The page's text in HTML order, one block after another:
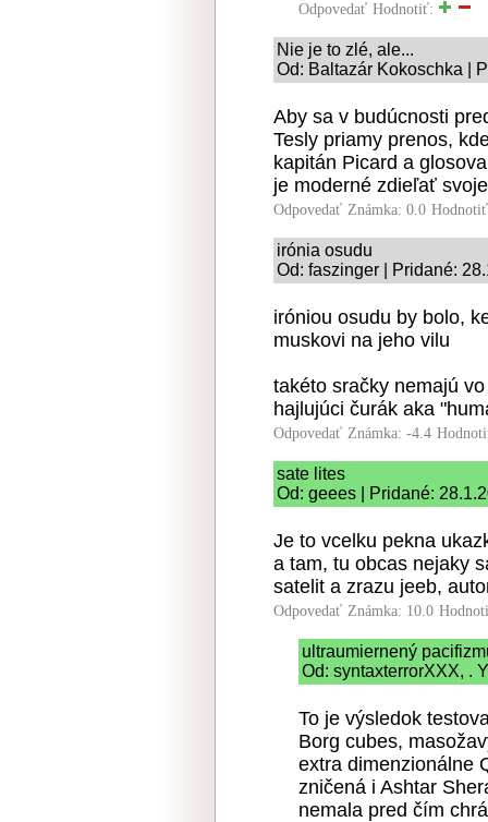
Odpovedať Hodnotiť:
Nie je to zlé, ale...
Od: Baltazár Kokoschka |
Aby sa v budúcnosti
Tesly priamy prenos,
kapitán Picard a
je moderné zdieľať
Odpovedať Známka: 0.0
irónia osudu
Od: faszinger | Pridané:
iróniou osudu by bolo,
muskovi na jeho vilu
takéto sračky nemajú
hajlujúci čurák aka
Odpovedať Známka: -4.4
sate lites
Od: geees | Pridané:
Je to vcelku pekna
a tam, tu obcas nejaky
satelit a zrazu jeeb,
Odpovedať Známka: 10.0
ultraumiernený
Od: syntaxterrorXXX, .
To je výsledok
Borg cubes,
extra dimenzionálne
zničená i Ashtar
nemala pred čím